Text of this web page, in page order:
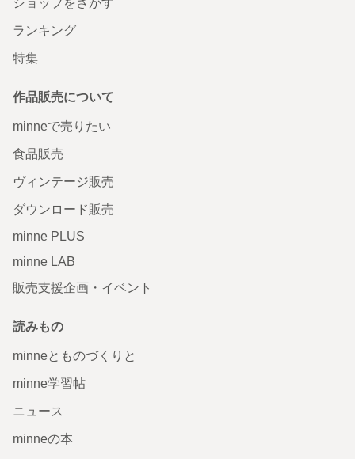
ランキング
特集
作品販売について
minneで売りたい
食品販売
ヴィンテージ販売
ダウンロード販売
minne PLUS
minne LAB
販売支援企画・イベント
読みもの
minneとものづくりと
minne学習帖
ニュース
minneの本